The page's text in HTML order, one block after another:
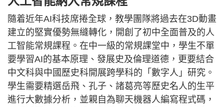
隨着近年AI科技席捲全球，教學團隊將過去在3D動畫
建立的堅實優勢無縫轉化，開創了初中全面普及的人
工智能常規課程。在中一級的常規課堂中，學生不單
要學習AI的基本原理、發展史及倫理道德，更要結合
中文科與中國歷史科開展跨學科的「數字人」研究。
學生需要精選岳飛、孔子、諸葛亮等歷史名人的生平
進行大數據分析，並親自為聊天機器人編寫程式碼，